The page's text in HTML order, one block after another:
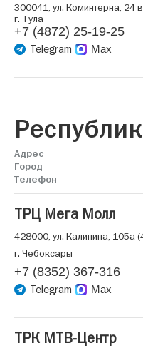
300041, ул. Коминтерна, 24
г. Тула
+7 (4872) 25-19-25
Telegram Max
Адрес
Город
Телефон
ТРЦ Мега Молл
428000, ул. Калинина, 105а
г. Чебоксары
+7 (8352) 367-316
Telegram Max
ТРК МТВ-Центр